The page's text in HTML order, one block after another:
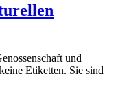
und
Etiketten. Sie sind